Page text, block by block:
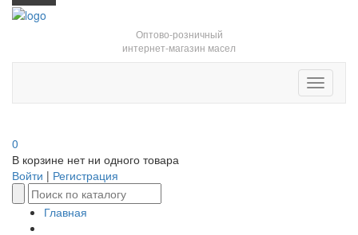
Оптово-розничный
интернет-магазин масел
Toggle
0
В корзине нет ни одного товара
Войти | Регистрация
Главная